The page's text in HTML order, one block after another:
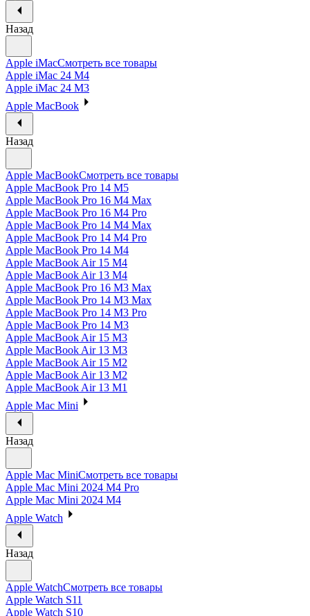
Назад
Apple iMacСмотреть все товары
Apple iMac 24 M4
Apple iMac 24 M3
Apple MacBook
Назад
Apple MacBookСмотреть все товары
Apple MacBook Pro 14 M5
Apple MacBook Pro 16 M4 Max
Apple MacBook Pro 16 M4 Pro
Apple MacBook Pro 14 M4 Max
Apple MacBook Pro 14 M4 Pro
Apple MacBook Pro 14 M4
Apple MacBook Air 15 M4
Apple MacBook Air 13 M4
Apple MacBook Pro 16 M3 Max
Apple MacBook Pro 14 M3 Max
Apple MacBook Pro 14 M3 Pro
Apple MacBook Pro 14 M3
Apple MacBook Air 15 M3
Apple MacBook Air 13 M3
Apple MacBook Air 15 M2
Apple MacBook Air 13 M2
Apple MacBook Air 13 M1
Apple Mac Mini
Назад
Apple Mac MiniСмотреть все товары
Apple Mac Mini 2024 M4 Pro
Apple Mac Mini 2024 M4
Apple Watch
Назад
Apple WatchСмотреть все товары
Apple Watch S11
Apple Watch S10